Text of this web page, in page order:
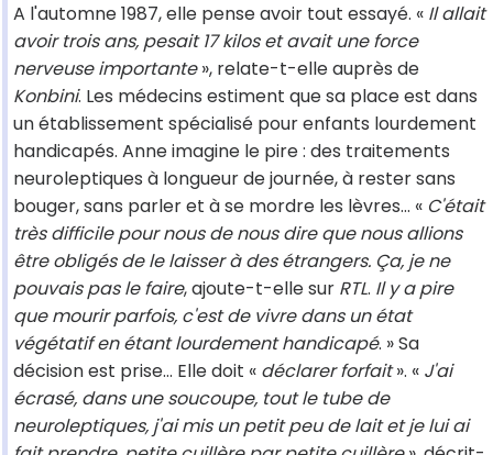
A l'automne 1987, elle pense avoir tout essayé. « Il allait
avoir trois ans, pesait 17 kilos et avait une force
nerveuse importante», relate-t-elle auprès de
Konbini. Les médecins estiment que sa place est dans
un établissement spécialisé pour enfants lourdement
handicapés. Anne imagine le pire : des traitements
neuroleptiques à longueur de journée, à rester sans
bouger, sans parler et à se mordre les lèvres… « C'était
très difficile pour nous de nous dire que nous allions
être obligés de le laisser à des étrangers. Ça, je ne
pouvais pas le faire, ajoute-t-elle sur RTL. Il y a pire
que mourir parfois, c'est de vivre dans un état
végétatif en étant lourdement handicapé. » Sa
décision est prise… Elle doit « déclarer forfait». « J'ai
écrasé, dans une soucoupe, tout le tube de
neuroleptiques, j'ai mis un petit peu de lait et je lui ai